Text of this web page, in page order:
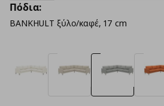
Πόδια:
BANKHULT ξύλο/καφέ, 17 cm